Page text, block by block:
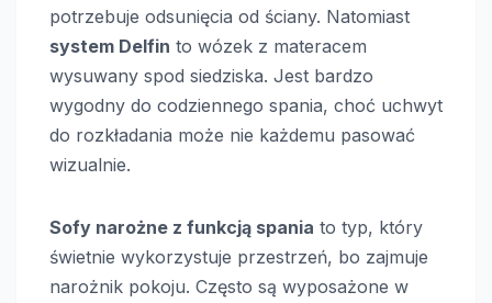
potrzebuje odsunięcia od ściany. Natomiast
system Delfin to wózek z materacem
wysuwany spod siedziska. Jest bardzo
wygodny do codziennego spania, choć uchwyt
do rozkładania może nie każdemu pasować
wizualnie.
Sofy narożne z funkcją spania to typ, który
świetnie wykorzystuje przestrzeń, bo zajmuje
narożnik pokoju. Często są wyposażone w